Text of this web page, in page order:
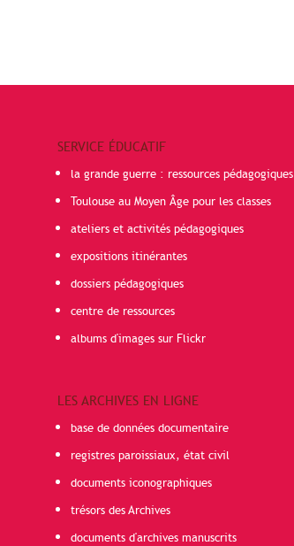
SERVICE ÉDUCATIF
la grande guerre : ressources pédagogiques
Toulouse au Moyen Âge pour les classes
ateliers et activités pédagogiques
expositions itinérantes
dossiers pédagogiques
centre de ressources
albums d'images sur Flickr
LES ARCHIVES EN LIGNE
base de données documentaire
registres paroissiaux, état civil
documents iconographiques
trésors des Archives
documents d'archives manuscrits